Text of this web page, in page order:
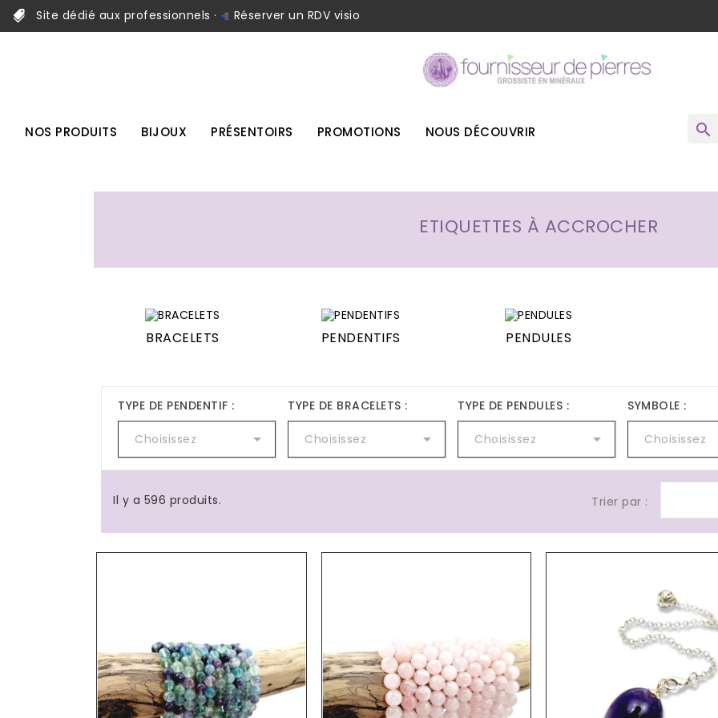
Site dédié aux professionnels · Réserver un RDV visio
NOS PRODUITS BIJOUX PRÉSENTOIRS PROMOTIONS NOUS DÉCOUVRIR search
ETIQUETTES À ACCROCHER
BRACELETS PENDENTIFS PENDULES
TYPE DE PENDENTIF :
Choisissez 
TYPE DE BRACELETS :
Choisissez 
TYPE DE PENDULES :
Choisissez 
SYMBOLE :
Choisissez
Il y a 596 produits. Trier par :